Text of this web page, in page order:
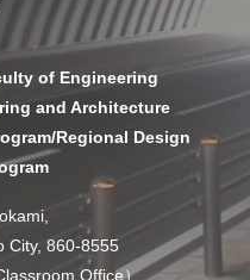
of Engineering
and Architecture
Regional Design
City, 860-8555
Office）